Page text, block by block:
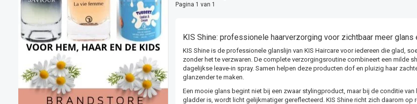
Pagina 1 van 1
KIS Shine: professionele haarverzorging voor zichtbaar meer glans
KIS Shine is de professionele glanslijn van KIS Haircare voor iedereen die glad,
zonder het te verzwaren. De complete verzorgingsroutine combineert een milde
dagelijkse leave-in spray. Samen helpen deze producten dof en pluizig haar
glanzender te maken.
Een mooie glans begint niet bij een zwaar stylingproduct, maar bij de conditie van
gladder is, wordt licht gelijkmatiger gereflecteerd. KIS Shine richt zich daarom op